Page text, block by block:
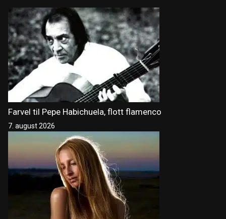
Farvel til Pepe Habichuela, flott flamenco
7. august 2026